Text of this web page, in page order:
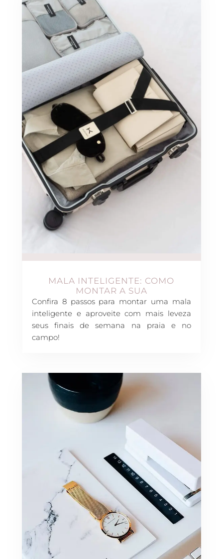
MALA INTELIGENTE: COMO
MONTAR A SUA
Confira 8 passos para montar uma mala
inteligente e aproveite com mais leveza
seus finais de semana na praia e no
campo!